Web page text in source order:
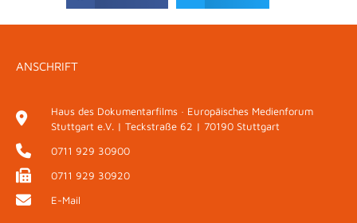
ANSCHRIFT
Haus des Dokumentarfilms · Europäisches Medienforum
Stuttgart e.V. | Teckstraße 62 | 70190 Stuttgart
0711 929 30900
0711 929 30920
E-Mail